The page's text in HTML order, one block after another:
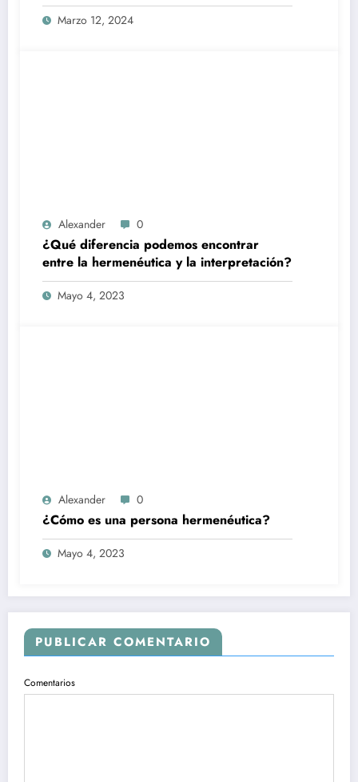
Marzo 12, 2024
Alexander 0
¿Qué diferencia podemos encontrar
entre la hermenéutica y la interpretación?
Mayo 4, 2023
Alexander 0
¿Cómo es una persona hermenéutica?
Mayo 4, 2023
PUBLICAR COMENTARIO
Comentarios